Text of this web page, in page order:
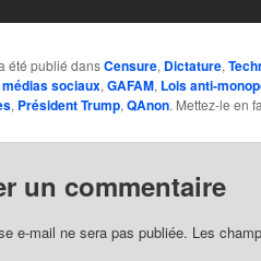
été publié dansCensure, Dictature,
sociaux,GAFAM, Lois anti-
, Président Trump,QAnon. Mettez-le en
un commentaire
e-mail ne sera pas publiée. Les